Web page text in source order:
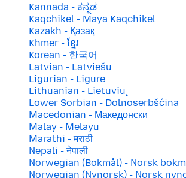
Kannada - ಕನ್ನಡ
Kaqchikel - Maya Kaqchikel
Kazakh - Қазақ
Khmer - ខ្មែរ
Korean - 한국어
Latvian - Latviešu
Ligurian - Ligure
Lithuanian - Lietuvių
Lower Sorbian - Dolnoserbšćina
Macedonian - Македонски
Malay - Melayu
Marathi - मराठी
Nepali - नेपाली
Norwegian (Bokmål) - Norsk
Norwegian (Nynorsk) - Norsk